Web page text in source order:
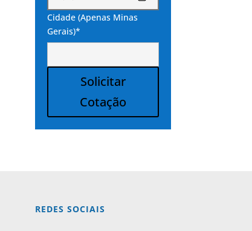
Cidade (Apenas Minas
Gerais)*
Solicitar
Cotação
REDES SOCIAIS